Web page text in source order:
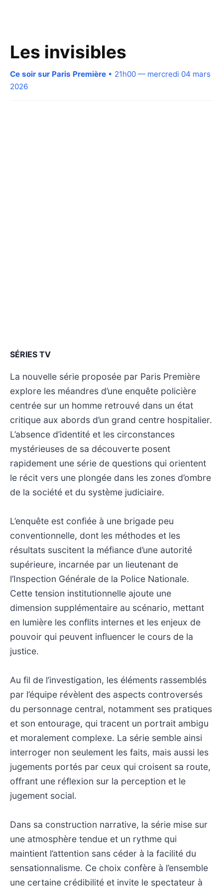
Les invisibles
Ce soir sur Paris Première • 21h00 — mercredi 04 mars
2026
SÉRIES TV
La nouvelle série proposée par Paris Première
explore les méandres d’une enquête policière
centrée sur un homme retrouvé dans un état
critique aux abords d’un grand centre hospitalier.
L’absence d’identité et les circonstances
mystérieuses de sa découverte posent
rapidement une série de questions qui orientent
le récit vers une plongée dans les zones d’ombre
de la société et du système judiciaire.
L’enquête est confiée à une brigade peu
conventionnelle, dont les méthodes et les
résultats suscitent la méfiance d’une autorité
supérieure, incarnée par un lieutenant de
l’Inspection Générale de la Police Nationale.
Cette tension institutionnelle ajoute une
dimension supplémentaire au scénario, mettant
en lumière les conflits internes et les enjeux de
pouvoir qui peuvent influencer le cours de la
justice.
Au fil de l’investigation, les éléments rassemblés
par l’équipe révèlent des aspects controversés
du personnage central, notamment ses pratiques
et son entourage, qui tracent un portrait ambigu
et moralement complexe. La série semble ainsi
interroger non seulement les faits, mais aussi les
jugements portés par ceux qui croisent sa route,
offrant une réflexion sur la perception et le
jugement social.
Dans sa construction narrative, la série mise sur
une atmosphère tendue et un rythme qui
maintient l’attention sans céder à la facilité du
sensationnalisme. Ce choix confère à l’ensemble
une certaine crédibilité et invite le spectateur à